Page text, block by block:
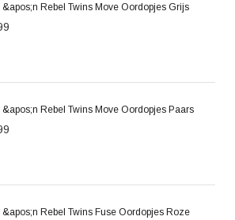
&apos;n Rebel Twins Move Oordopjes Grijs
&apos;n Rebel Twins Move Oordopjes Paars
&apos;n Rebel Twins Fuse Oordopjes Roze